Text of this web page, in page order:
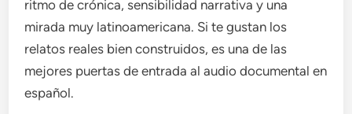
ritmo de crónica, sensibilidad narrativa y una
mirada muy latinoamericana. Si te gustan los
relatos reales bien construidos, es una de las
mejores puertas de entrada al audio documental en
español.